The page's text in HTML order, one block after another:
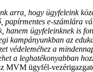
arra, hogy ügyfeleink
papírmentes e-számlára
hanem ügyfeleinknek is
kampányunkban az
védeleméhez a
a leghatékonyabban
MVM ügyfél-